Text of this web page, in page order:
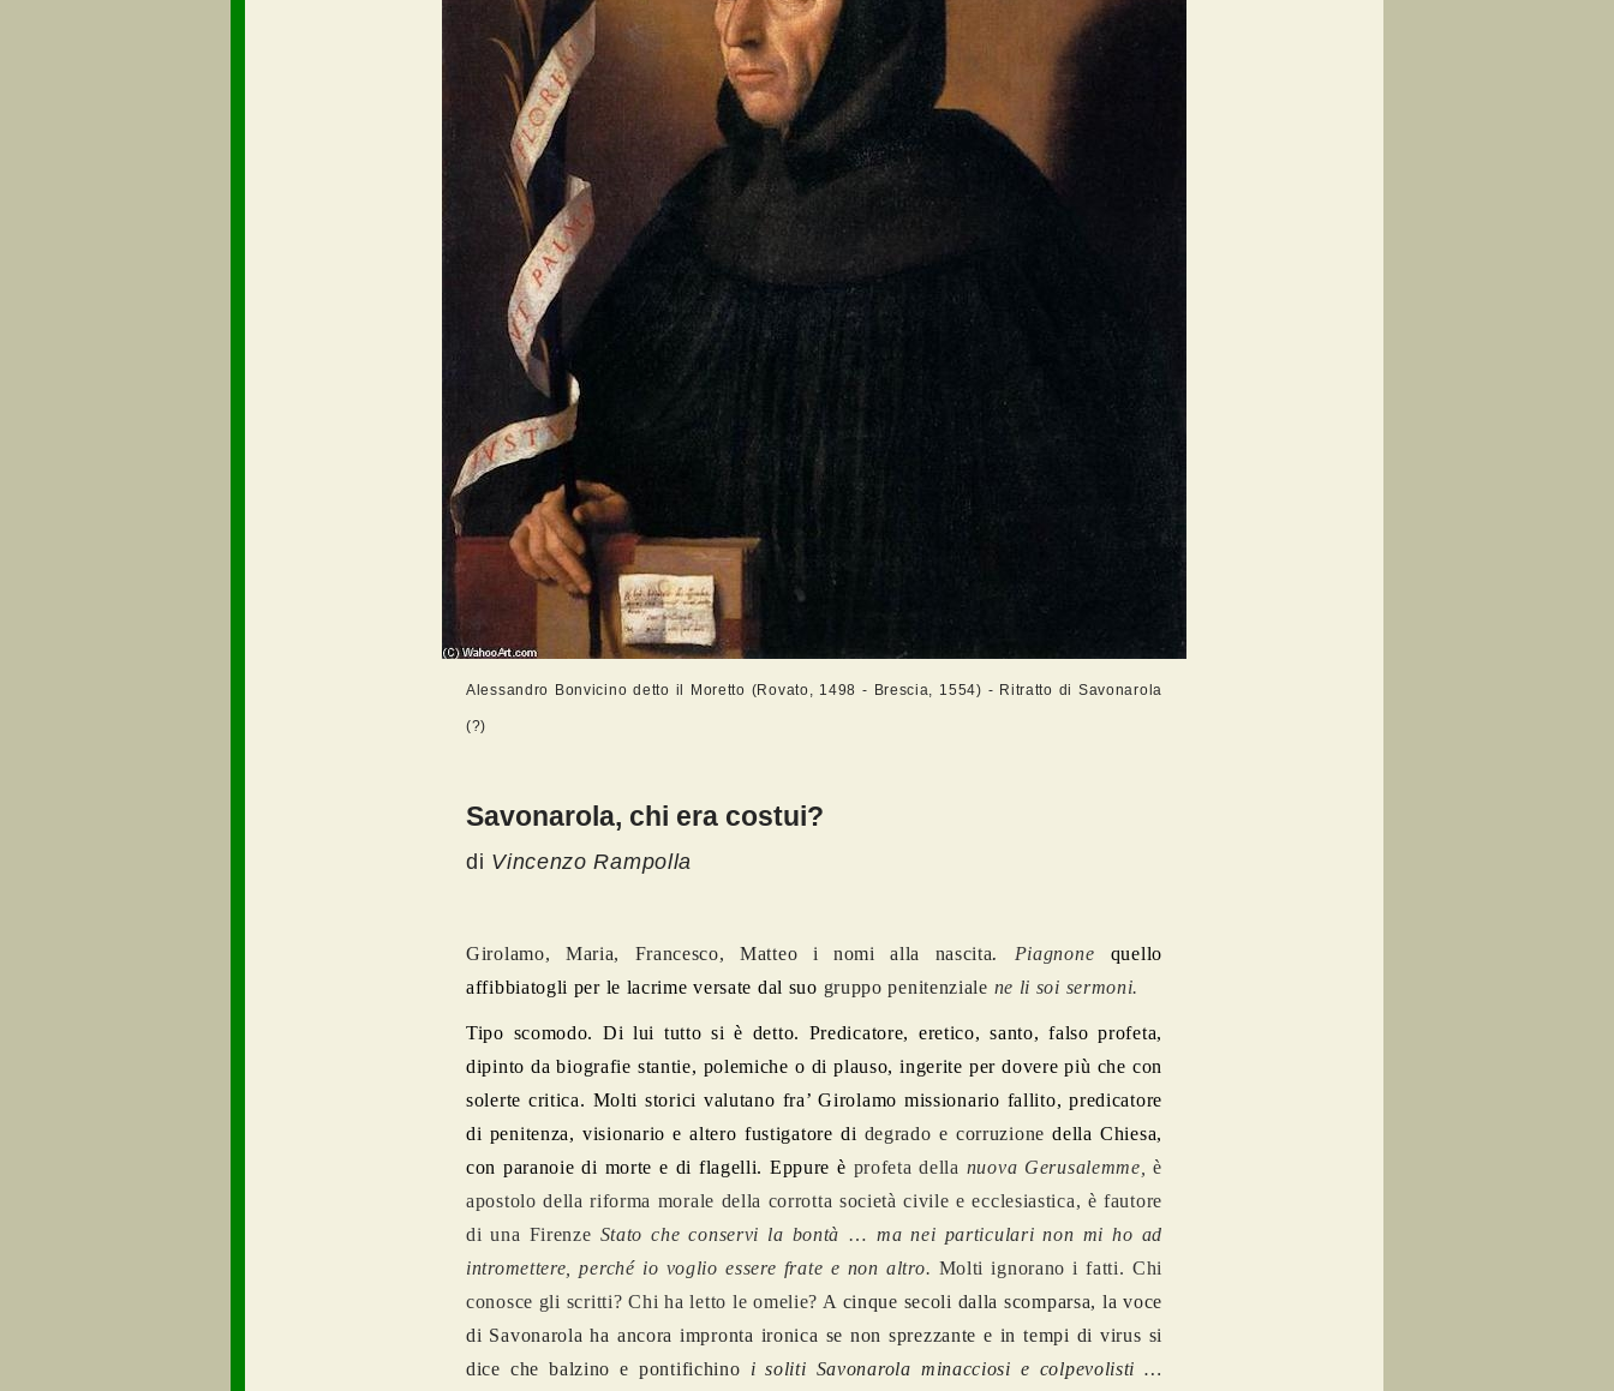
Alessandro Bonvicino detto il Moretto (Rovato, 1498 - Brescia, 1554) - Ritratto di Savonarola
(?)
Savonarola, chi era costui?
di Vincenzo Rampolla
Girolamo, Maria, Francesco, Matteo i nomi alla nascita. Piagnone
quello
affibbiatogli per le lacrime versate dal suo gruppo penitenziale ne li soi sermoni.
Tipo scomodo. Di lui tutto si è detto. Predicatore, eretico, santo, falso profeta,
dipinto da biografie stantie, polemiche o di plauso, ingerite per dovere più che con
solerte critica. Molti storici valutano fra’ Girolamo missionario fallito, predicatore
di penitenza, visionario e altero fustigatore di degrado e corruzionedella Chiesa,
con paranoie di morte e di flagelli. Eppure è profeta della nuova Gerusalemme,è
apostolo della riforma morale della corrotta società civile e ecclesiastica, è fautore
di una Firenze Stato che conservi la bontà … ma nei particulari non mi ho ad
intromettere,perché io voglio essere frate e non altro. Molti ignorano i fatti. Chi
conosce gli scritti? Chi ha letto le omelie? A cinque secoli dalla scomparsa, la voce
di Savonarola ha ancora impronta ironica se non sprezzante e in tempi di virus si
dice che balzino e pontifichino i soliti Savonarola minacciosi e colpevolisti …